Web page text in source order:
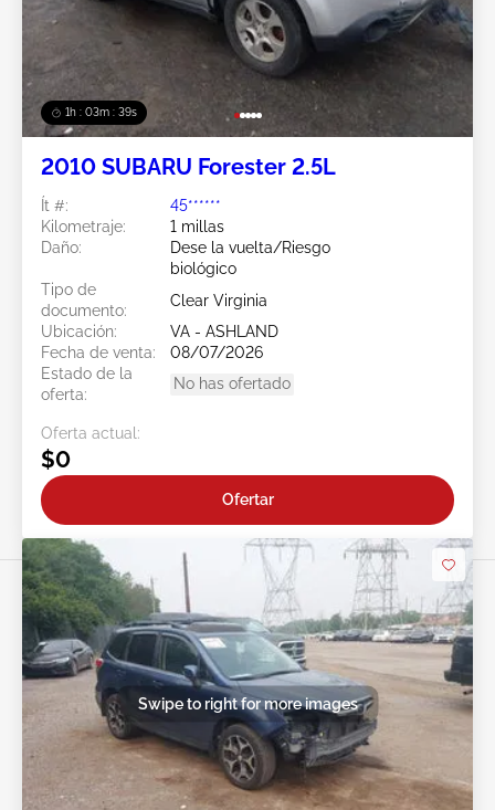
1h : 03m : 37s
2010 SUBARU Forester 2.5L
Ít #:
45******
Kilometraje:
1 millas
Daño:
Dese la vuelta/Riesgo
biológico
Tipo de
documento:
Clear Virginia
Ubicación:
VA - ASHLAND
Fecha de venta:
08/07/2026
Estado de la
oferta:
No has ofertado
Oferta actual:
$0
Ofertar
Swipe to right for more images